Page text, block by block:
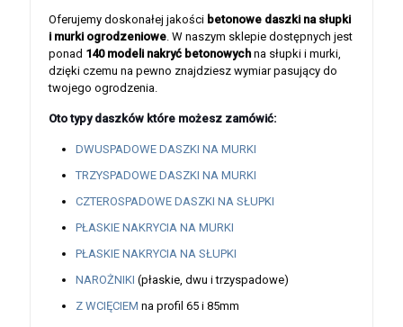
Oferujemy doskonałej jakości betonowe daszki na słupki
i murki ogrodzeniowe. W naszym sklepie dostępnych jest
ponad 140 modeli nakryć betonowych na słupki i murki,
dzięki czemu na pewno znajdziesz wymiar pasujący do
twojego ogrodzenia.
Oto typy daszków które możesz zamówić:
DWUSPADOWE DASZKI NA MURKI
TRZYSPADOWE DASZKI NA MURKI
CZTEROSPADOWE DASZKI NA SŁUPKI
PŁASKIE NAKRYCIA NA MURKI
PŁASKIE NAKRYCIA NA SŁUPKI
NAROŻNIKI (płaskie, dwu i trzyspadowe)
Z WCIĘCIEM na profil 65 i 85mm